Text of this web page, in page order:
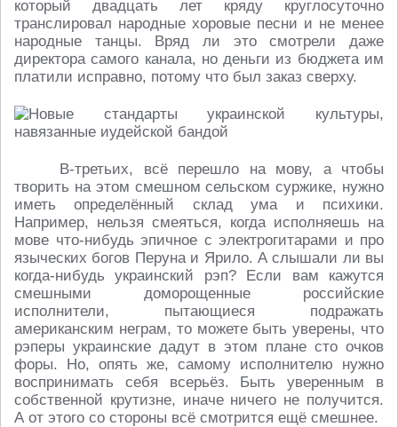
который двадцать лет кряду круглосуточно
транслировал народные хоровые песни и не менее
народные танцы. Вряд ли это смотрели даже
директора самого канала, но деньги из бюджета им
платили исправно, потому что был заказ сверху.
В-третьих, всё перешло на мову, а чтобы
творить на этом смешном сельском суржике, нужно
иметь определённый склад ума и психики.
Например, нельзя смеяться, когда исполняешь на
мове что-нибудь эпичное с электрогитарами и про
языческих богов Перуна и Ярило. А слышали ли вы
когда-нибудь украинский рэп? Если вам кажутся
смешными доморощенные российские
исполнители, пытающиеся подражать
американским неграм, то можете быть уверены, что
рэперы украинские дадут в этом плане сто очков
форы. Но, опять же, самому исполнителю нужно
воспринимать себя всерьёз. Быть уверенным в
собственной крутизне, иначе ничего не получится.
А от этого со стороны всё смотрится ещё смешнее.